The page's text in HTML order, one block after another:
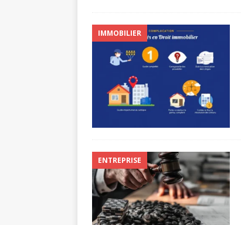
IMMOBILIER
ENTREPRISE